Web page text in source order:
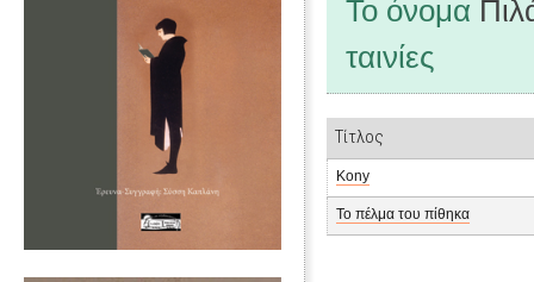
Το όνομα
ταινίες
Τίτλος
Kony
Το πέλμα του πίθηκα